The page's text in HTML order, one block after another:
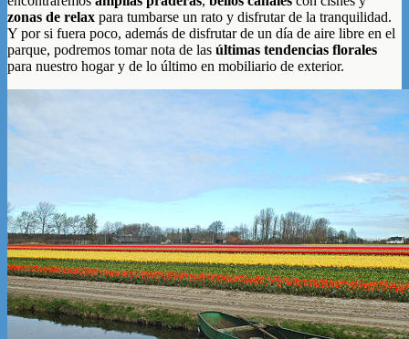
zonas de relax para tumbarse un rato y disfrutar de la tranquilidad.
Y por si fuera poco, además de disfrutar de un día de aire libre en el
parque, podremos tomar nota de las últimas tendencias florales
para nuestro hogar y de lo último en mobiliario de exterior.